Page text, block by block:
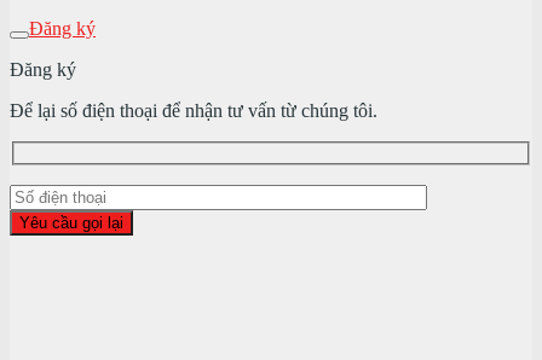
Đăng ký
Đăng ký
Để lại số điện thoại để nhận tư vấn từ chúng tôi.